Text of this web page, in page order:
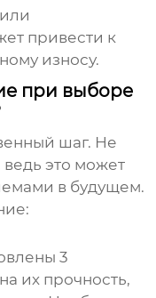
привести к
износу.
при выборе
шаг. Не
ведь это может
в будущем.
3
их прочность,